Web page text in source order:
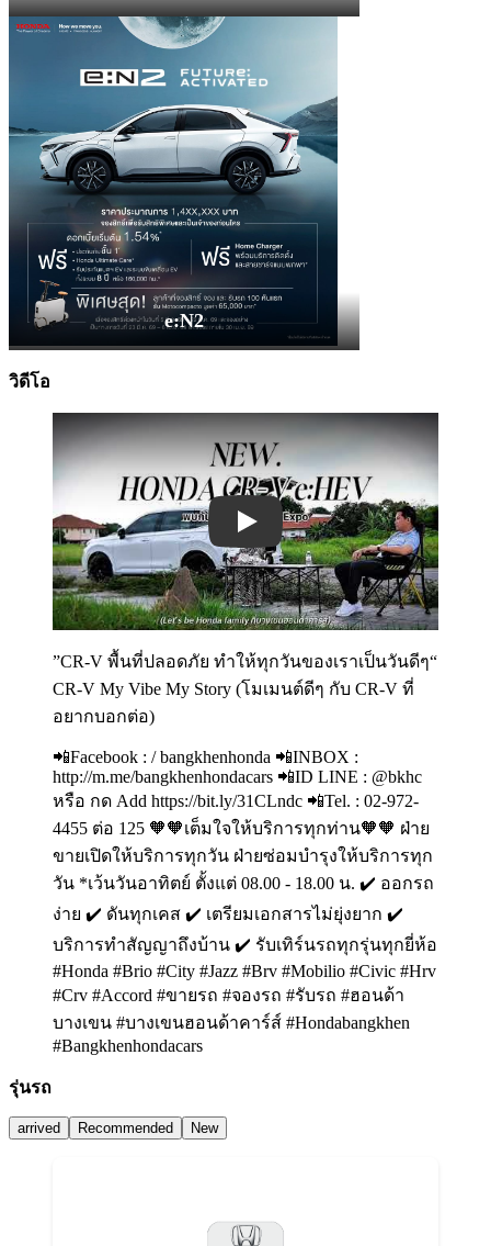
e:N2
วิดีโอ
Play
”CR-V พื้นที่ปลอดภัย ทำให้ทุกวันของเราเป็นวันดีๆ“
CR-V My Vibe My Story (โมเมนต์ดีๆ กับ CR-V ที่
อยากบอกต่อ)
📲Facebook : / bangkhenhonda 📲INBOX :
http://m.me/bangkhenhondacars 📲ID LINE : @bkhc
หรือ กด Add https://bit.ly/31CLndc 📲Tel. : 02-972-
4455 ต่อ 125 🧡🧡เต็มใจให้บริการทุกท่าน🧡🧡 ฝ่าย
ขายเปิดให้บริการทุกวัน ฝ่ายซ่อมบำรุงให้บริการทุก
วัน *เว้นวันอาทิตย์ ตั้งแต่ 08.00 - 18.00 น. ✔️ ออกรถ
ง่าย ✔️ ดันทุกเคส ✔️ เตรียมเอกสารไม่ยุ่งยาก ✔️
บริการทำสัญญาถึงบ้าน ✔️ รับเทิร์นรถทุกรุ่นทุกยี่ห้อ
#Honda #Brio #City #Jazz #Brv #Mobilio #Civic #Hrv
#Crv #Accord #ขายรถ #จองรถ #รับรถ #ฮอนด้า
บางเขน #บางเขนฮอนด้าคาร์ส์ #Hondabangkhen
#Bangkhenhondacars
รุ่นรถ
arrived Recommended New